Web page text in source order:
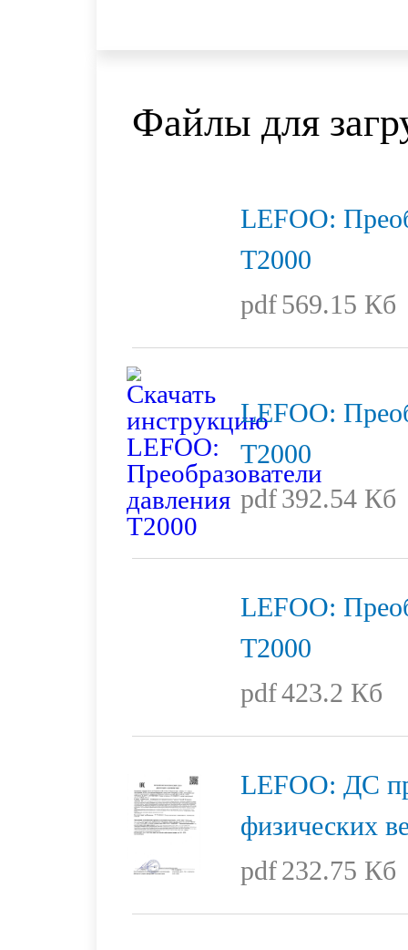
Файлы для
LEFOO:
T2000
pdf569.15 Кб
LEFOO:
T2000
pdf392.54 Кб
LEFOO:
T2000
pdf423.2 Кб
LEFOO: ДС
физических
pdf232.75 Кб